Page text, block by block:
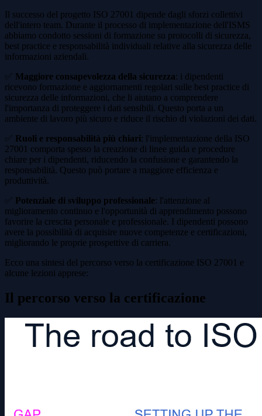
Il successo del progetto ISO 27001 dipende dagli sforzi collettivi
dell'intero team. Durante il processo di implementazione dell'ISMS
abbiamo condotto sessioni di formazione su protocolli di sicurezza,
best practice e responsabilità individuali relative alla sicurezza delle
informazioni aziendali.
Maggiore consapevolezza della sicurezza: i dipendenti
ricevono formazione e aggiornamenti regolari sulle best practice di
sicurezza delle informazioni, che li aiutano a comprendere
l'importanza di proteggere i dati sensibili. Questo porta a un
ambiente di lavoro più sicuro e riduce il rischio di violazioni dei dati.
Ruoli e responsabilità più chiari: l'implementazione della ISO
27001 comporta spesso la creazione di linee guida e procedure
chiare per i dipendenti, riducendo la confusione e garantendo la
responsabilità. Questo può portare a maggiore efficienza e
produttività.
Potenziale di sviluppo professionale: l'attenzione al
miglioramento continuo e l'opportunità di apprendimento possono
favorire la crescita personale e professionale. I dipendenti possono
avere la possibilità di acquisire nuove competenze e certificazioni,
migliorando le proprie prospettive di carriera.
Ecco una sintesi del percorso verso la certificazione ISO 27001 e
alcune lezioni apprese:
Il percorso verso la certificazione